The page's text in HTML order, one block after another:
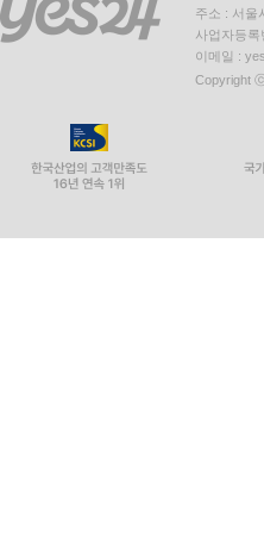
주소 : 서울
사업자등
이메일 :
Copyright